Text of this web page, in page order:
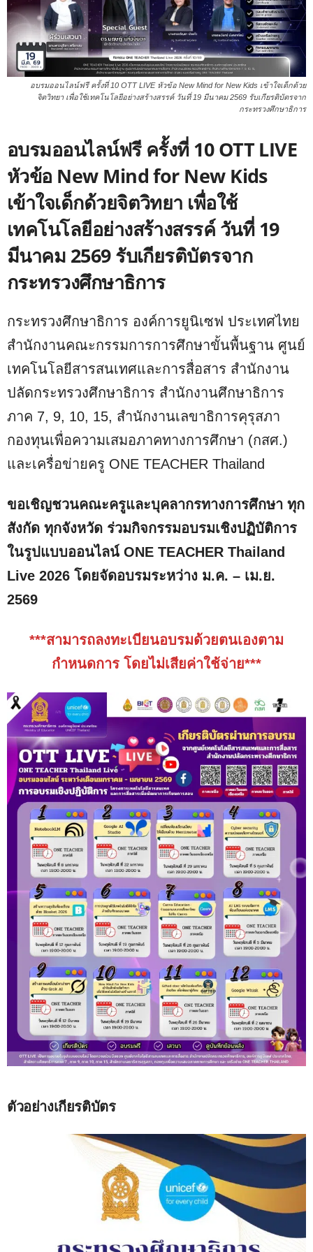
อบรมออนไลน์ฟรี ครั้งที่ 10 OTT LIVE หัวข้อ New Mind for New Kids เข้าใจเด็กด้วย
จิตวิทยา เพื่อใช้เทคโนโลยีอย่างสร้างสรรค์ วันที่ 19 มีนาคม 2569 รับเกียรติบัตรจาก
กระทรวงศึกษาธิการ
อบรมออนไลน์ฟรี ครั้งที่ 10 OTT LIVE
หัวข้อ New Mind for New Kids
เข้าใจเด็กด้วยจิตวิทยา เพื่อใช้
เทคโนโลยีอย่างสร้างสรรค์ วันที่ 19
มีนาคม 2569 รับเกียรติบัตรจาก
กระทรวงศึกษาธิการ
กระทรวงศึกษาธิการ องค์การยูนิเซฟ ประเทศไทย
สำนักงานคณะกรรมการการศึกษาขั้นพื้นฐาน ศูนย์
เทคโนโลยีสารสนเทศและการสื่อสาร สำนักงาน
ปลัดกระทรวงศึกษาธิการ สำนักงานศึกษาธิการ
ภาค 7, 9, 10, 15, สำนักงานเลขาธิการคุรุสภา
กองทุนเพื่อความเสมอภาคทางการศึกษา (กสศ.)
และเครื่อข่ายครู ONE TEACHER Thailand
ขอเชิญชวนคณะครูและบุคลากรทางการศึกษา ทุก
สังกัด ทุกจังหวัด ร่วมกิจกรรมอบรมเชิงปฏิบัติการ
ในรูปแบบออนไลน์ ONE TEACHER Thailand
Live 2026 โดยจัดอบรมระหว่าง ม.ค. – เม.ย.
2569
***สามารถลงทะเบียนอบรมด้วยตนเองตาม
กำหนดการ โดยไม่เสียค่าใช้จ่าย***
ตัวอย่างเกียรติบัตร